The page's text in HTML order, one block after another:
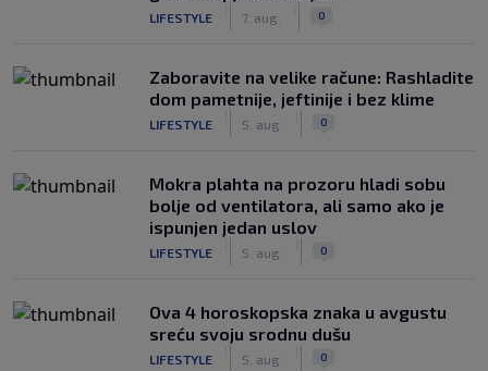
LIFESTYLE 7. aug. 0
Zaboravite na velike račune: Rashladite
dom pametnije, jeftinije i bez klime
LIFESTYLE 5. aug. 0
Mokra plahta na prozoru hladi sobu
bolje od ventilatora, ali samo ako je
ispunjen jedan uslov
LIFESTYLE 5. aug. 0
Ova 4 horoskopska znaka u avgustu
sreću svoju srodnu dušu
LIFESTYLE 5. aug. 0